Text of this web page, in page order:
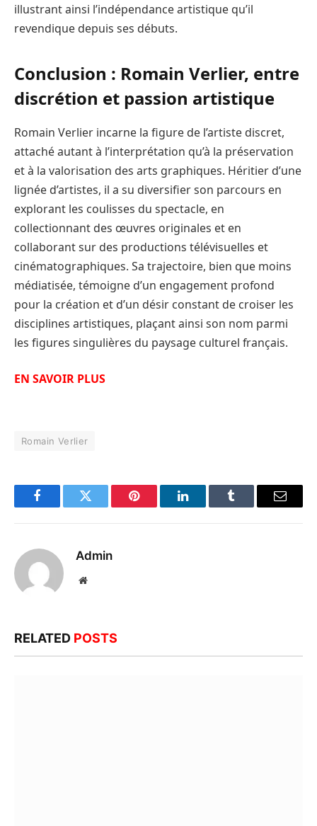
illustrant ainsi l’indépendance artistique qu’il
revendique depuis ses débuts.
Conclusion : Romain Verlier, entre
discrétion et passion artistique
Romain Verlier incarne la figure de l’artiste discret,
attaché autant à l’interprétation qu’à la préservation
et à la valorisation des arts graphiques. Héritier d’une
lignée d’artistes, il a su diversifier son parcours en
explorant les coulisses du spectacle, en
collectionnant des œuvres originales et en
collaborant sur des productions télévisuelles et
cinématographiques. Sa trajectoire, bien que moins
médiatisée, témoigne d’un engagement profond
pour la création et d’un désir constant de croiser les
disciplines artistiques, plaçant ainsi son nom parmi
les figures singulières du paysage culturel français.
EN SAVOIR PLUS
Romain Verlier
FacebookTwitter Pinterest LinkedInTumblr Email
Admin
Website
RELATED POSTS